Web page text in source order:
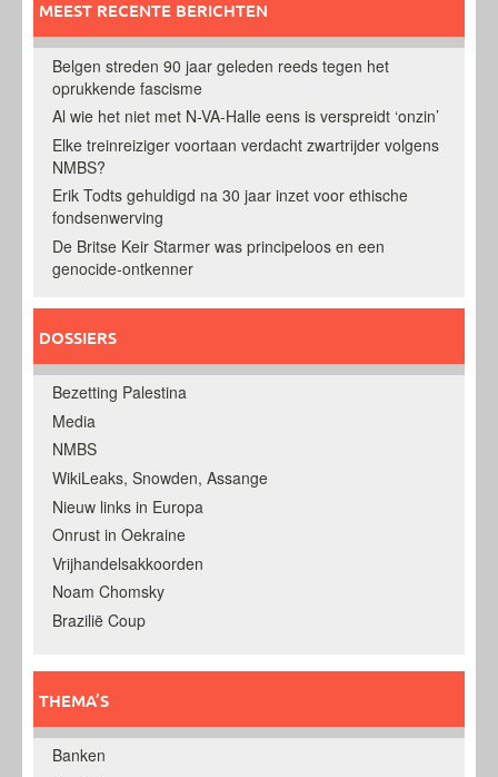
MEEST RECENTE BERICHTEN
Belgen streden 90 jaar geleden reeds tegen het
oprukkende fascisme
Al wie het niet met N-VA-Halle eens is verspreidt ‘onzin’
Elke treinreiziger voortaan verdacht zwartrijder volgens
NMBS?
Erik Todts gehuldigd na 30 jaar inzet voor ethische
fondsenwerving
De Britse Keir Starmer was principeloos en een
genocide-ontkenner
DOSSIERS
Bezetting Palestina
Media
NMBS
WikiLeaks, Snowden, Assange
Nieuw links in Europa
Onrust in Oekraine
Vrijhandelsakkoorden
Noam Chomsky
Brazilië Coup
THEMA’S
Banken